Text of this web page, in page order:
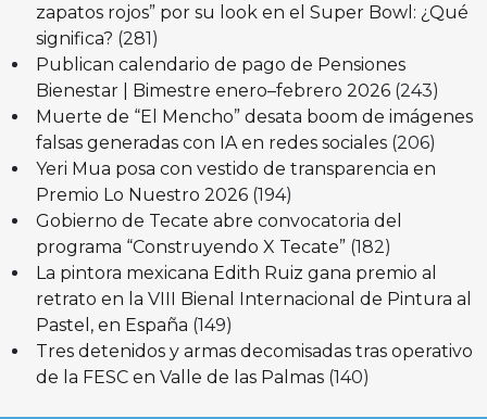
zapatos rojos” por su look en el Super Bowl: ¿Qué
significa? (281)
Publican calendario de pago de Pensiones
Bienestar | Bimestre enero–febrero 2026 (243)
Muerte de “El Mencho” desata boom de imágenes
falsas generadas con IA en redes sociales (206)
Yeri Mua posa con vestido de transparencia en
Premio Lo Nuestro 2026 (194)
Gobierno de Tecate abre convocatoria del
programa “Construyendo X Tecate” (182)
La pintora mexicana Edith Ruiz gana premio al
retrato en la VIII Bienal Internacional de Pintura al
Pastel, en España (149)
Tres detenidos y armas decomisadas tras operativo
de la FESC en Valle de las Palmas (140)